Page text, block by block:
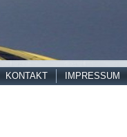
KONTAKT
IMPRESSUM